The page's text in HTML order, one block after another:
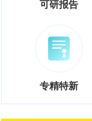
可研报告
专精特新